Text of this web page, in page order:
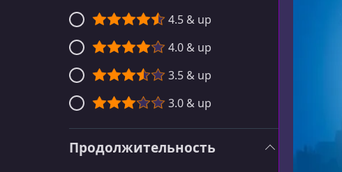
4.5 & up
4.0 & up
3.5 & up
3.0 & up
Продолжительность